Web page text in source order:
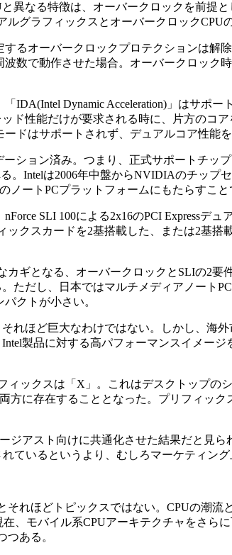
と異なる特徴は、オーバークロックを前提
グラフィックスとオーバークロックCPU
るオーバークロックプロテクションは解除
数で動作させた場合。オーバークロック
IDA(Intel Dynamic Acceleration)」はサポー
ド性能だけが要求される時に、片方のコ
ドはサポートされず、デュアルコア性能を
ション済み。つまり、正式サポートチッ
。Intelは2006年中盤からNVIDIAのチップ
ートPCプラットフォームにもたらすこと
SLI 100による2x16のPCI Expressデ
クスカードを2基搭載した、または2基搭
カギとなる、オーバークロックとSLIの2要
ただし、日本ではマルチメディアノート
クトが小さい。
れほど巨大なわけではない。しかし、海
製品に対する高パフォーマンスイメー
ィックスは「X」。これはデスクトップの
方に存在することとなった。プリフィッ
アスト向けに共通化させた結果だと見ら
ているというより、むしろマーケティン
それほどトピックスではない。CPUの潮
、モバイル系CPUアーキテクチャをさら
つある。